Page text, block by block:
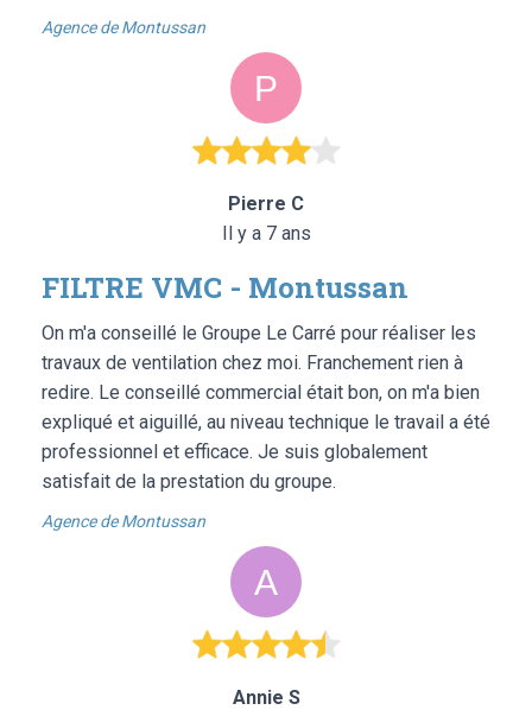
Agence de Montussan
Pierre C
Il y a 7 ans
FILTRE VMC - Montussan
On m'a conseillé le Groupe Le Carré pour réaliser les
travaux de ventilation chez moi. Franchement rien à
redire. Le conseillé commercial était bon, on m'a bien
expliqué et aiguillé, au niveau technique le travail a été
professionnel et efficace. Je suis globalement
satisfait de la prestation du groupe.
Agence de Montussan
Annie S